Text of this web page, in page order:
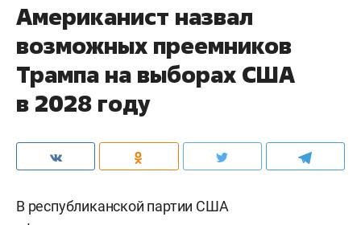
Американист назвал
возможных преемников
Трампа на выборах США
в 2028 году
В республиканской партии США